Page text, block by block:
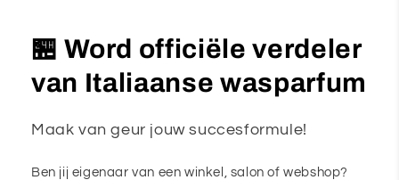
🏪 Word officiële verdeler
van Italiaanse wasparfum
Maak van geur jouw succesformule!
Ben jij eigenaar van een winkel, salon of webshop?